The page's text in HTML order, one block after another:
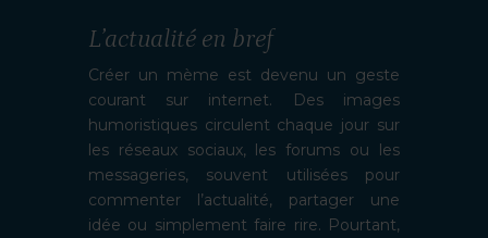
L’actualité en bref
Créer un mème est devenu un geste
courant sur internet. Des images
humoristiques circulent chaque jour sur
les réseaux sociaux, les forums ou les
messageries, souvent utilisées pour
commenter l’actualité, partager une
idée ou simplement faire rire. Pourtant,